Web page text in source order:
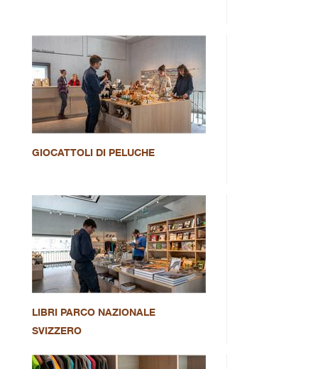
GIOCATTOLI DI PELUCHE
LIBRI PARCO NAZIONALE
SVIZZERO